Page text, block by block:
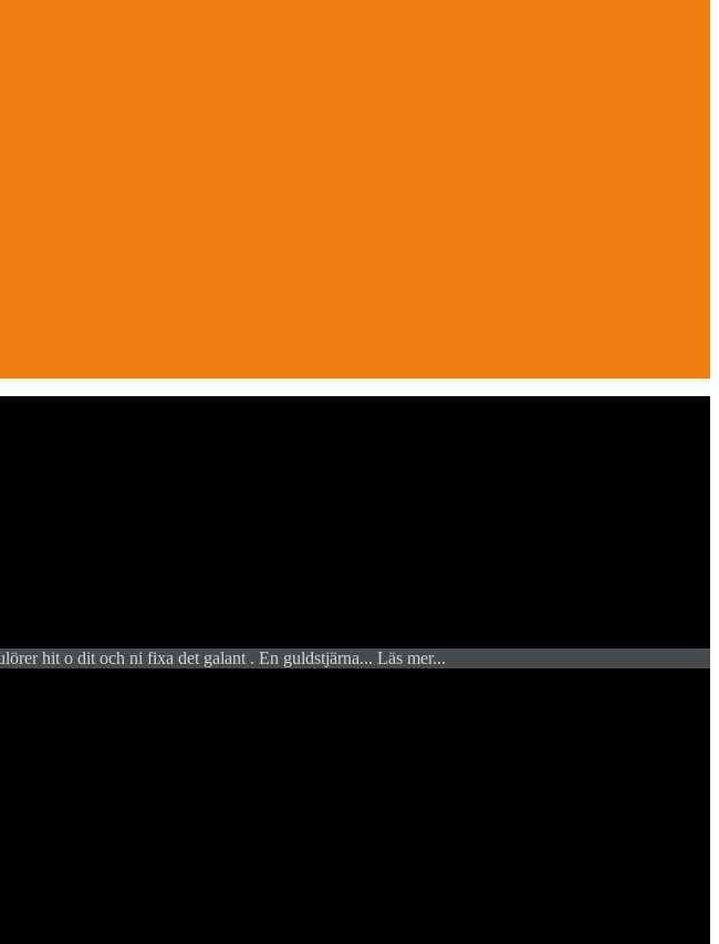
hit o dit och ni fixa det galant . En guldstjärna... Läs mer...